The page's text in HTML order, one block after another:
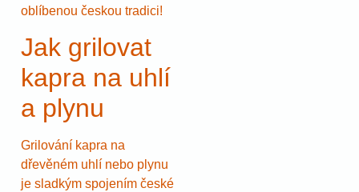
oblíbenou českou tradici!
Jak grilovat
kapra na uhlí
a plynu
Grilování kapra na
dřevěném uhlí nebo plynu
je sladkým spojením české